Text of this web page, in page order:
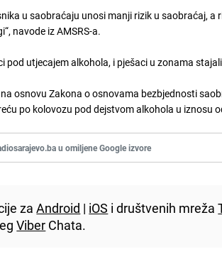
u saobraćaju unosi manji rizik u saobraćaj, a
navode iz AMSRS-a.
pod utjecajem alkohola, i pješaci u zonama
osnovu Zakona o osnovama bezbjednosti
po kolovozu pod dejstvom alkohola u iznosu
u omiljene Google izvore
zaAndroid | iOS i društvenih mreža
Viber Chata.